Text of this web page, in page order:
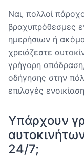
Ναι, πολλοί
βραχυπρόθεσμες
ημερήσιων ή
χρειάζεστε
γρήγορη
οδήγησης στην
επιλογές
Υπάρχουν
24/7;